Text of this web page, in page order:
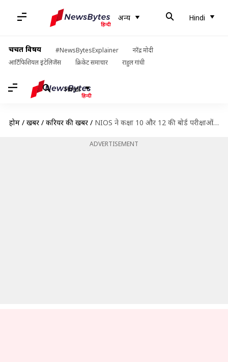
अन्य Hindi
चर्चित विषय #NewsBytesExplainer
नरेंद्र मोदी
आर्टिफिशियल इंटेलिजेंस
क्रिकेट समाचार राहुल गांधी
Hindi
होम / खबरें / करियर की खबरें / NIOS ने कक्षा 10 और 12 की बोर्ड परीक्षाओं का शेड्यूल किया जारी, ऐसे करें डाउनलोड
ADVERTISEMENT